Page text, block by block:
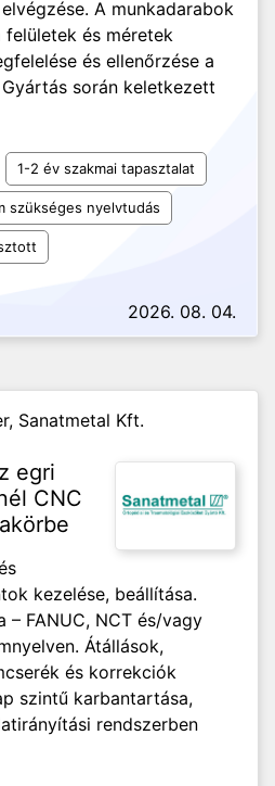
A munkadarabok
felületek és méretek
és ellenőrzése a
során keletkezett
1-2 év szakmai tapasztalat
szükséges nyelvtudás
2026. 08. 04.
Sanatmetal Kft.
egri
CNC
kezelése, beállítása.
– FANUC, NCT és/vagy
Átállások,
és korrekciók
szintű karbantartása,
rendszerben